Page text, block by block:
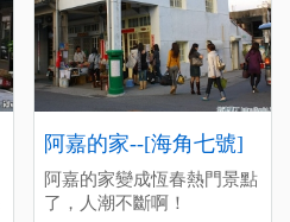
阿嘉的家--[海角七號]
阿嘉的家變成恆春熱門景點
了，人潮不斷啊！